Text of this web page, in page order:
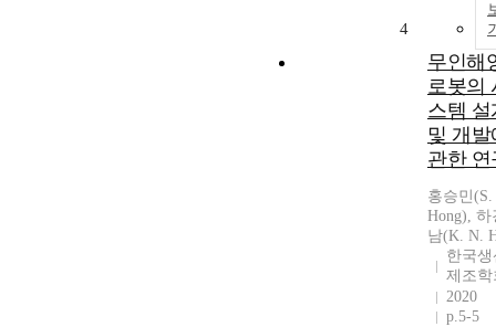
4
무인해
로봇의
스템 설
및 개발
관한 연
홍승민
Hong), 하
남(K. N.
한국생
제조학
2020
p.5-5